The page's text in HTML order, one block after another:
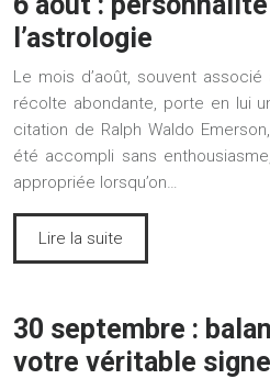
l’astrologie
Le mois d’août, souvent
récolte abondante, porte en lui
citation de Ralph Waldo
été accompli sans
appropriée lorsqu’on…
Lire la suite
30 septembre :
votre véritable signe